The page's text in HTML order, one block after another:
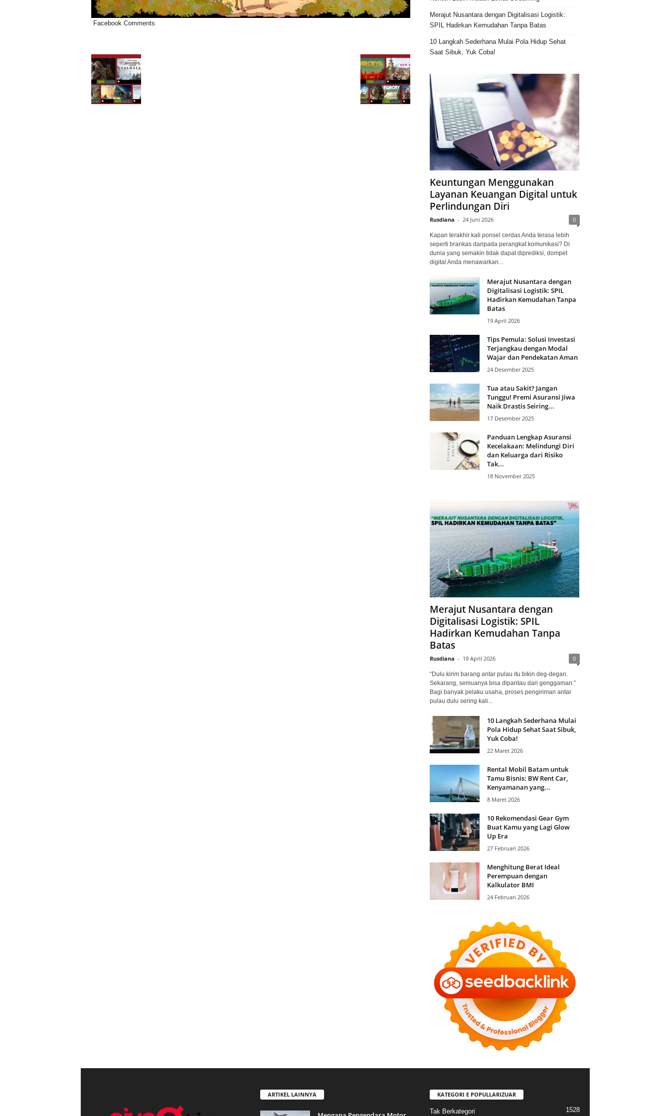
Facebook Comments
Merajut Nusantara dengan Digitalisasi Logistik:
SPIL Hadirkan Kemudahan Tanpa Batas
10 Langkah Sederhana Mulai Pola Hidup Sehat
Saat Sibuk, Yuk Coba!
Keuntungan Menggunakan
Layanan Keuangan Digital untuk
Perlindungan Diri
Rusdiana - 24 Juni 2026 0
Kapan terakhir kali ponsel cerdas Anda terasa lebih
seperti brankas daripada perangkat komunikasi? Di
dunia yang semakin tidak dapat diprediksi, dompet
digital Anda menawarkan...
Merajut Nusantara dengan
Digitalisasi Logistik: SPIL
Hadirkan Kemudahan Tanpa
Batas
19 April 2026
Tips Pemula: Solusi Investasi
Terjangkau dengan Modal
Wajar dan Pendekatan Aman
24 Desember 2025
Tua atau Sakit? Jangan
Tunggu! Premi Asuransi Jiwa
Naik Drastis Seiring...
17 Desember 2025
Panduan Lengkap Asuransi
Kecelakaan: Melindungi Diri
dan Keluarga dari Risiko
Tak...
18 November 2025
Merajut Nusantara dengan
Digitalisasi Logistik: SPIL
Hadirkan Kemudahan Tanpa
Batas
Rusdiana - 19 April 2026 0
“Dulu kirim barang antar pulau itu bikin deg-degan.
Sekarang, semuanya bisa dipantau dari genggaman.”
Bagi banyak pelaku usaha, proses pengiriman antar
pulau dulu sering kali...
10 Langkah Sederhana Mulai
Pola Hidup Sehat Saat Sibuk,
Yuk Coba!
22 Maret 2026
Rental Mobil Batam untuk
Tamu Bisnis: BW Rent Car,
Kenyamanan yang...
8 Maret 2026
10 Rekomendasi Gear Gym
Buat Kamu yang Lagi Glow
Up Era
27 Februari 2026
Menghitung Berat Ideal
Perempuan dengan
Kalkulator BMI
24 Februari 2026
ARTIKEL LAINNYA KATEGORI E POPULLARIZUAR
Tak Berkategori 1528